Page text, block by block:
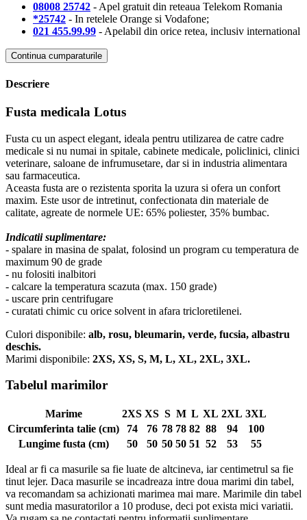
08008 25742 - Apel gratuit din reteaua Telekom Romania
*25742 - In retelele Orange si Vodafone;
021 455.99.99 - Apelabil din orice retea, inclusiv international
Continua cumparaturile
Descriere
Fusta medicala Lotus
Fusta cu un aspect elegant, ideala pentru utilizarea de catre cadre
medicale si nu numai in spitale, cabinete medicale, policlinici, clinici
veterinare, saloane de infrumusetare, dar si in industria alimentara
sau farmaceutica.
Aceasta fusta are o rezistenta sporita la uzura si ofera un confort
maxim. Este usor de intretinut, confectionata din materiale de
calitate, agreate de normele UE: 65% poliester, 35% bumbac.
Indicatii suplimentare:
- spalare in masina de spalat, folosind un program cu temperatura de
maximum 90 de grade
- nu folositi inalbitori
- calcare la temperatura scazuta (max. 150 grade)
- uscare prin centrifugare
- curatati chimic cu orice solvent in afara tricloretilenei.
Culori disponibile: alb, rosu, bleumarin, verde, fucsia, albastru
deschis.
Marimi disponibile: 2XS, XS, S, M, L, XL, 2XL, 3XL.
Tabelul marimilor
Marime 2XS XS S M L XL 2XL 3XL
Circumferinta talie (cm)
74 76 78 78 82 88 94
100
Lungime fusta (cm)
50 50 50 50 51 52 53 55
Ideal ar fi ca masurile sa fie luate de altcineva, iar centimetrul sa fie
tinut lejer. Daca masurile se incadreaza intre doua marimi din tabel,
va recomandam sa achizionati marimea mai mare. Marimile din tabel
sunt media masuratorilor a 10 produse, deci pot exista mici variatii.